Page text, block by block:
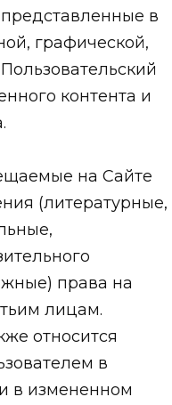
в
графической,
контента и
на Сайте
(литературные,
права на
лицам.
относится
в
в измененном